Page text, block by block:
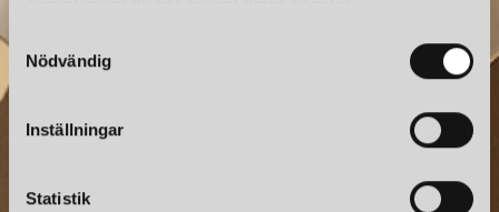
S
m
Nödvändig
Inställningar
Statistik
Prenumerera – Spännande nyheter och fina erbjudanden